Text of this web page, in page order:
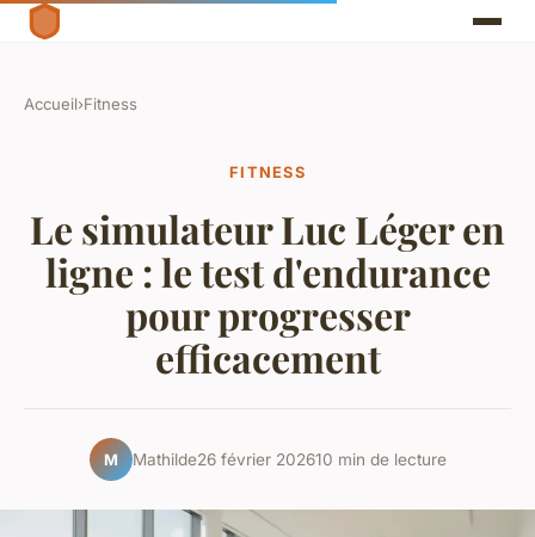
Accueil›Fitness
FITNESS
Le simulateur Luc Léger en
ligne : le test d'endurance
pour progresser
efficacement
M Mathilde26 février 202610 min de lecture